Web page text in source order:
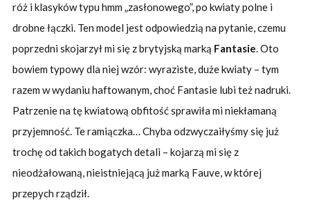
róż i klasyków typu hmm „zasłonowego”, po kwiaty polne i
drobne łączki. Ten model jest odpowiedzią na pytanie, czemu
poprzedni skojarzył mi się z brytyjską marką Fantasie. Oto
bowiem typowy dla niej wzór: wyraziste, duże kwiaty – tym
razem w wydaniu haftowanym, choć Fantasie lubi też nadruki.
Patrzenie na tę kwiatową obfitość sprawiła mi niekłamaną
przyjemność. Te ramiączka… Chyba odzwyczaiłyśmy się już
trochę od takich bogatych detali – kojarzą mi się z
nieodżałowaną, nieistniejącą już marką Fauve, w której
przepych rządził.